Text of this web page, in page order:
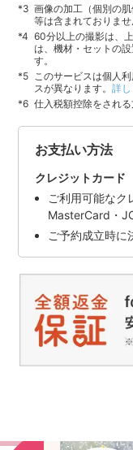
画像の加工（個別の
等は含まれておりませ
60分以上の撮影は、
は、機材・セットの
す。
このサービスは個人
スが異なります。詳
仕入税額控除をされる
お支払い方法
クレジットカード
ご利用可能なク
MasterCard・
ご予約成立時に